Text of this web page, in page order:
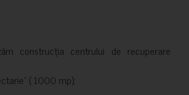
construcția centrului de recuperare
( 1000 mp);